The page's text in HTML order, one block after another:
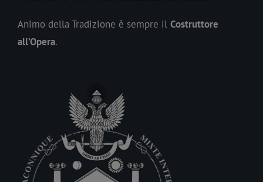
Animo della Tradizione è sempre il Costruttore
all’Opera.